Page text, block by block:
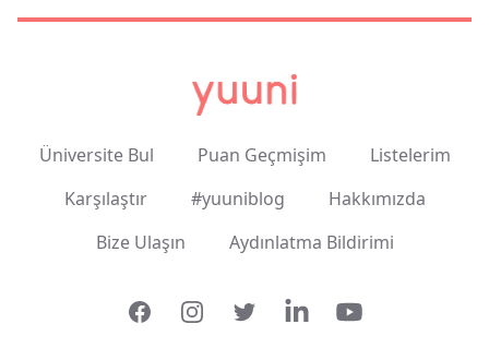
Üniversite Bul Puan Geçmişim
Listelerim
Karşılaştır
#yuuniblog
Hakkımızda
Bize Ulaşın
Aydınlatma Bildirimi
FacebookInstagramTwitterLinkedInYouTube